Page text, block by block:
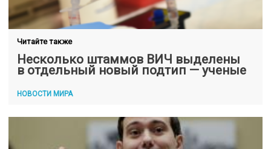
Читайте также
Несколько штаммов ВИЧ выделены
в отдельный новый подтип — ученые
НОВОСТИ МИРА